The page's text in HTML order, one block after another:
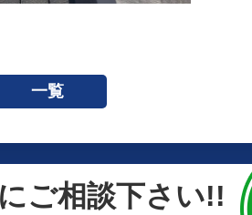
一覧
ご相談下さい!!